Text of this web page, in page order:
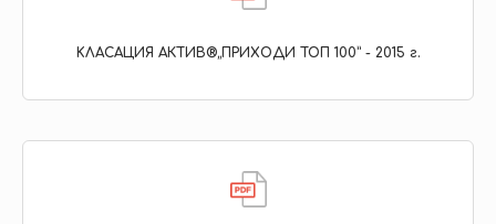
KЛАСАЦИЯ АКТИВ®„ПРИХОДИ ТОП 100” - 2015 г.